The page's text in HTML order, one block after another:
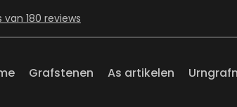
Grafstenen As artikelen
180 reviews